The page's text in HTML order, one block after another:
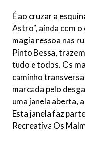
É ao cruzar a
Astro”, ainda com
magia ressoa nas
Pinto Bessa,
tudo e todos. Os
caminho
marcada pelo
uma janela aberta,
Esta janela faz
Recreativa Os